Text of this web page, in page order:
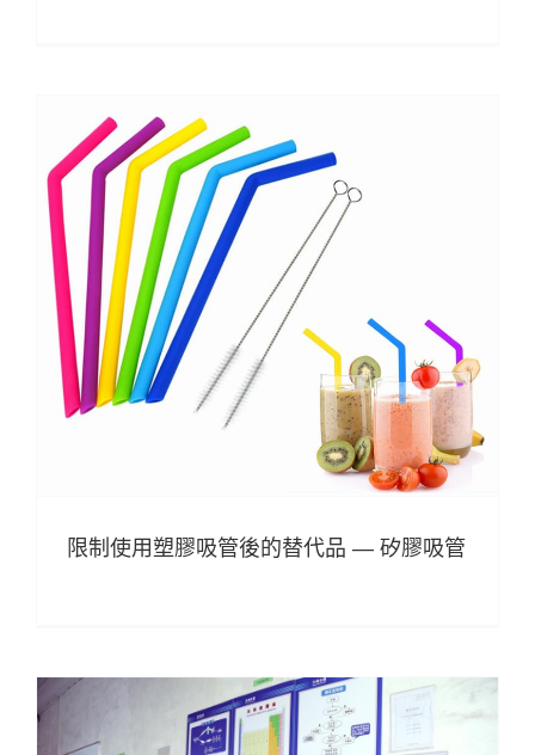
限制使用塑膠吸管後的替代品 — 矽膠吸管